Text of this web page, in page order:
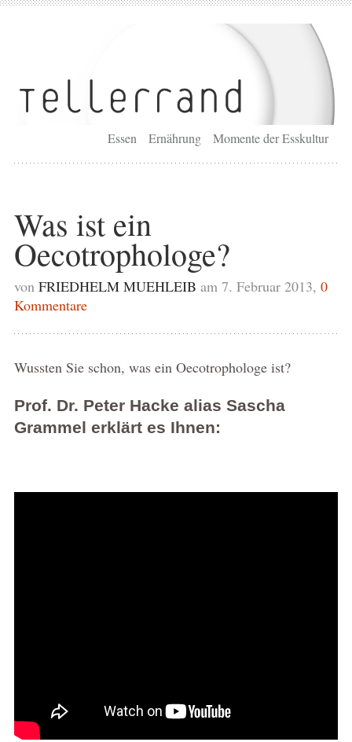
Essen Ernährung Momente der Esskultur
Was ist ein
Oecotrophologe?
von FRIEDHELM MUEHLEIB am 7. Februar 2013, 0
Kommentare
Wussten Sie schon, was ein Oecotrophologe ist?
Prof. Dr. Peter Hacke alias Sascha
Grammel erklärt es Ihnen: